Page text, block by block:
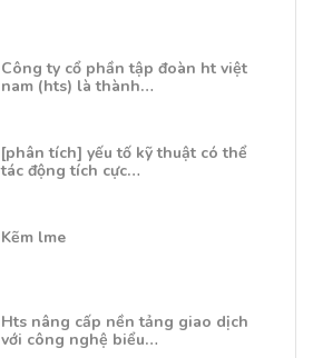
Công ty cổ phần tập đoàn ht việt
nam (hts) là thành…
[phân tích] yếu tố kỹ thuật có thể
tác động tích cực…
Kẽm lme
Hts nâng cấp nền tảng giao dịch
với công nghệ biểu…